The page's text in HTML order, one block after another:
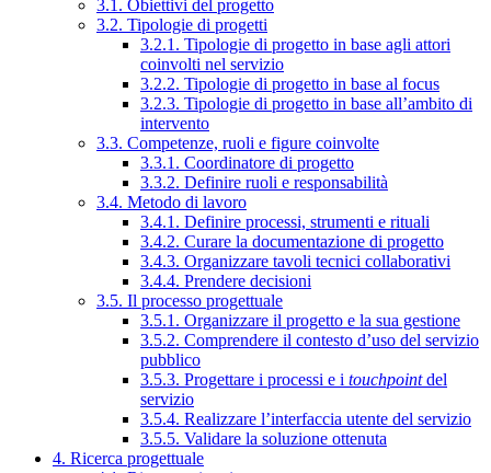
3.1. Obiettivi del progetto
3.2. Tipologie di progetti
3.2.1. Tipologie di progetto in base agli attori
coinvolti nel servizio
3.2.2. Tipologie di progetto in base al focus
3.2.3. Tipologie di progetto in base all’ambito di
intervento
3.3. Competenze, ruoli e figure coinvolte
3.3.1. Coordinatore di progetto
3.3.2. Definire ruoli e responsabilità
3.4. Metodo di lavoro
3.4.1. Definire processi, strumenti e rituali
3.4.2. Curare la documentazione di progetto
3.4.3. Organizzare tavoli tecnici collaborativi
3.4.4. Prendere decisioni
3.5. Il processo progettuale
3.5.1. Organizzare il progetto e la sua gestione
3.5.2. Comprendere il contesto d’uso del servizio
pubblico
3.5.3. Progettare i processi e i touchpointdel
servizio
3.5.4. Realizzare l’interfaccia utente del servizio
3.5.5. Validare la soluzione ottenuta
4. Ricerca progettuale